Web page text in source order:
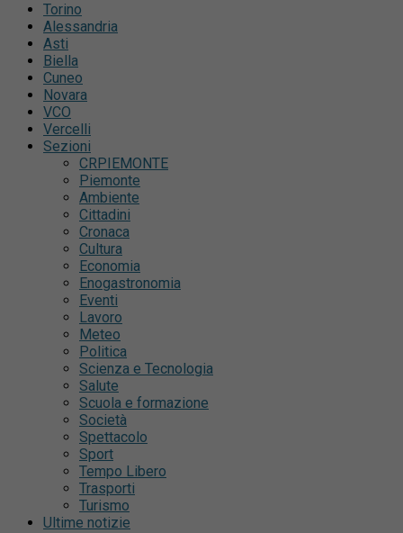
Torino
Alessandria
Asti
Biella
Cuneo
Novara
VCO
Vercelli
Sezioni
CRPIEMONTE
Piemonte
Ambiente
Cittadini
Cronaca
Cultura
Economia
Enogastronomia
Eventi
Lavoro
Meteo
Politica
Scienza e Tecnologia
Salute
Scuola e formazione
Società
Spettacolo
Sport
Tempo Libero
Trasporti
Turismo
Ultime notizie